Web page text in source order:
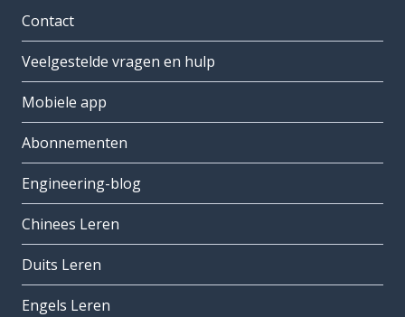
Contact
Veelgestelde vragen en hulp
Mobiele app
Abonnementen
Engineering-blog
Chinees Leren
Duits Leren
Engels Leren